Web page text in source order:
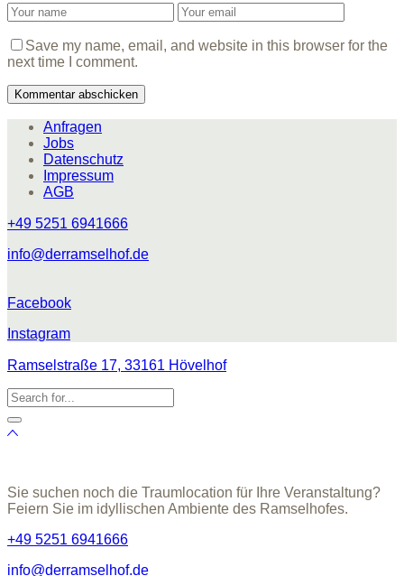
Save my name, email, and website in this browser for the
next time I comment.
Anfragen
Jobs
Datenschutz
Impressum
AGB
+49 5251 6941666
info@derramselhof.de
Facebook
Instagram
Ramselstraße 17, 33161 Hövelhof
Sie suchen noch die Traumlocation für Ihre Veranstaltung?
Feiern Sie im idyllischen Ambiente des Ramselhofes.
+49 5251 6941666
info@derramselhof.de